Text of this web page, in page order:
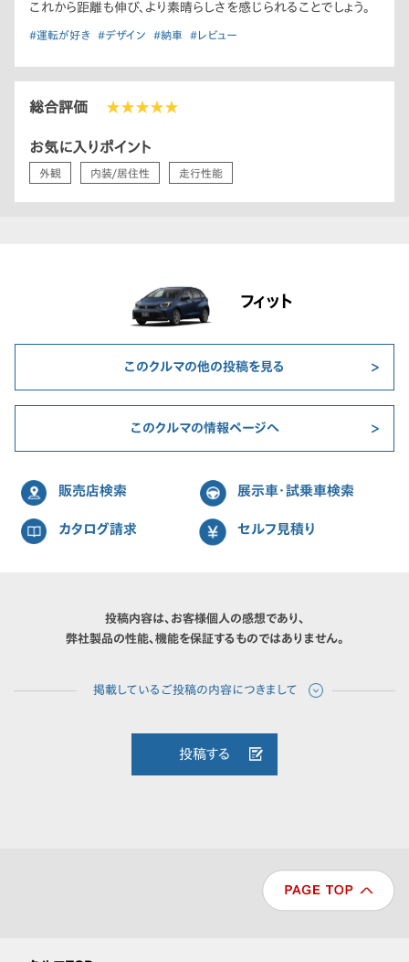
これから距離も伸び、より素晴らしさを感じられることでしょう。
#運転が好き #デザイン #納車 #レビュー
総合評価 ★★★★★
お気に入りポイント
外観 内装/居住性 走行性能
フィット
このクルマの他の投稿を見る
このクルマの情報ページへ
販売店検索 展示車・試乗車検索
カタログ請求 セルフ見積り
投稿内容は、お客様個人の感想であり、
弊社製品の性能、機能を保証するものではありません。
投稿する